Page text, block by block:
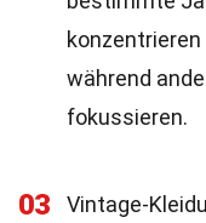
während
fokussieren.
03
Vintage-